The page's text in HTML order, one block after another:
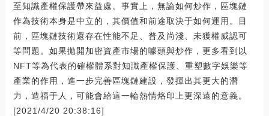
至知識產權保護帶來益處。事實上，無論如何炒作，區塊鏈
作為技術本身是中立的，其價值和前途取決于如何運用。目
前，區塊鏈技術還存在性能不足、普及尚淺、未獲權威認可
等問題。如果拋開加密資產市場的噱頭與炒作，更多看到以
NFT等為代表的確權體系對知識產權保護、重塑數字娛樂等
產業的作用，進一步完善區塊鏈建設，發揮出其更大的潛
力，造福于人，可能會給這一輪熱情烙印上更深遠的意義。
[2021/4/20 20:38:16]